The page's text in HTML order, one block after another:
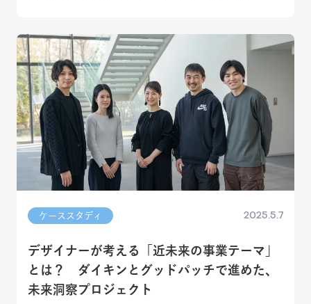
ケーススタディ 2025.5.7
デザイナーが考える「近未来の事業テーマ」
とは？ ダイキンとグッドパッチで進めた、
未来洞察プロジェクト